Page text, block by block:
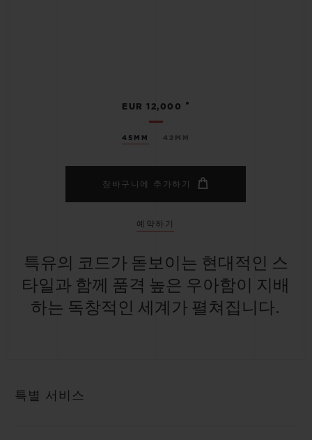
45MM 42MM
EUR 12,000 •
장바구니에 추가하기
예약하기
특유의 코드가 돋보이는 현대적인 스
타일과 함께 품격 높은 우아함이 지배
하는 독창적인 세계가 펼쳐집니다.
특별 서비스